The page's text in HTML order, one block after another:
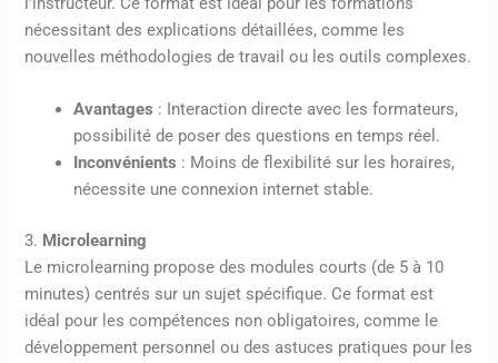
nécessitant des explications détaillées, comme les
nouvelles méthodologies de travail ou les outils complexes.
Avantages : Interaction directe avec les formateurs,
possibilité de poser des questions en temps réel.
Inconvénients : Moins de flexibilité sur les horaires,
nécessite une connexion internet stable.
3. Microlearning
Le microlearning propose des modules courts (de 5 à 10
minutes) centrés sur un sujet spécifique. Ce format est
idéal pour les compétences non obligatoires, comme le
développement personnel ou des astuces pratiques pour les